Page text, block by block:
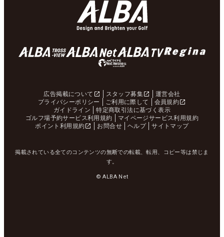
広告掲載について スタッフ募集
運営会社
プライバシーポリシー
ご利用に際して
会員規約
ガイドライン
特定商取引法に基づく表示
ゴルフ場予約サービス利用規約
マイページサービス利用規約
ポイント利用規約
お問合せ ヘルプ サイトマップ
掲載されている全てのコンテンツの無断での転載、転用、コピー等は禁じま
す。
© ALBA Net